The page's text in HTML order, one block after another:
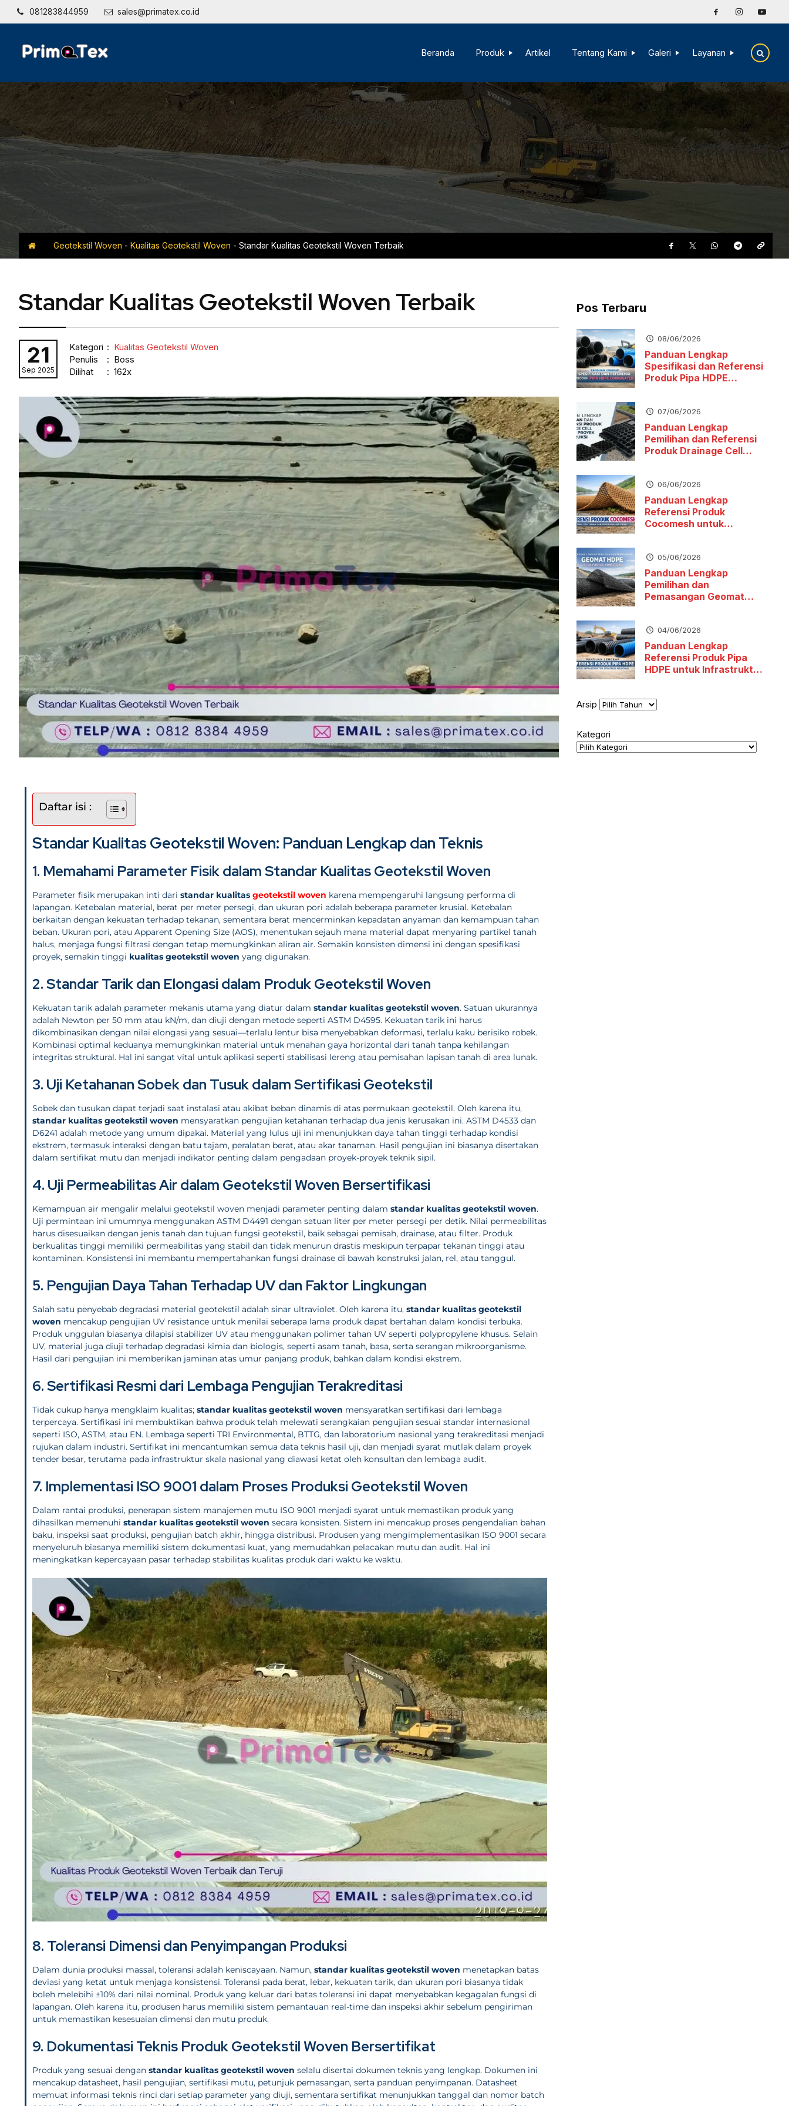
081283844959 sales@primatex.co.id
Beranda Produk Artikel Tentang Kami Galeri Layanan
Geotekstil Woven - Kualitas Geotekstil Woven - Standar Kualitas Geotekstil Woven Terbaik
Standar Kualitas Geotekstil Woven Terbaik
21
Sep 2025
Kategori : Kualitas Geotekstil Woven
Penulis
: Boss
Dilihat
: 162x
Daftar isi :
Standar Kualitas Geotekstil Woven: Panduan Lengkap dan Teknis
1. Memahami Parameter Fisik dalam Standar Kualitas Geotekstil Woven
Parameter fisik merupakan inti dari standar kualitas geotekstil woven karena mempengaruhi langsung performa di
lapangan. Ketebalan material, berat per meter persegi, dan ukuran pori adalah beberapa parameter krusial. Ketebalan
berkaitan dengan kekuatan terhadap tekanan, sementara berat mencerminkan kepadatan anyaman dan kemampuan tahan
beban. Ukuran pori, atau Apparent Opening Size (AOS), menentukan sejauh mana material dapat menyaring partikel tanah
halus, menjaga fungsi filtrasi dengan tetap memungkinkan aliran air. Semakin konsisten dimensi ini dengan spesifikasi
proyek, semakin tinggi kualitas geotekstil woven yang digunakan.
2. Standar Tarik dan Elongasi dalam Produk Geotekstil Woven
Kekuatan tarik adalah parameter mekanis utama yang diatur dalam standar kualitas geotekstil woven. Satuan ukurannya
adalah Newton per 50 mm atau kN/m, dan diuji dengan metode seperti ASTM D4595. Kekuatan tarik ini harus
dikombinasikan dengan nilai elongasi yang sesuai—terlalu lentur bisa menyebabkan deformasi, terlalu kaku berisiko robek.
Kombinasi optimal keduanya memungkinkan material untuk menahan gaya horizontal dari tanah tanpa kehilangan
integritas struktural. Hal ini sangat vital untuk aplikasi seperti stabilisasi lereng atau pemisahan lapisan tanah di area lunak.
3. Uji Ketahanan Sobek dan Tusuk dalam Sertifikasi Geotekstil
Sobek dan tusukan dapat terjadi saat instalasi atau akibat beban dinamis di atas permukaan geotekstil. Oleh karena itu,
standar kualitas geotekstil woven mensyaratkan pengujian ketahanan terhadap dua jenis kerusakan ini. ASTM D4533 dan
D6241 adalah metode yang umum dipakai. Material yang lulus uji ini menunjukkan daya tahan tinggi terhadap kondisi
ekstrem, termasuk interaksi dengan batu tajam, peralatan berat, atau akar tanaman. Hasil pengujian ini biasanya disertakan
dalam sertifikat mutu dan menjadi indikator penting dalam pengadaan proyek-proyek teknik sipil.
4. Uji Permeabilitas Air dalam Geotekstil Woven Bersertifikasi
Kemampuan air mengalir melalui geotekstil woven menjadi parameter penting dalam standar kualitas geotekstil woven.
Uji permintaan ini umumnya menggunakan ASTM D4491 dengan satuan liter per meter persegi per detik. Nilai permeabilitas
harus disesuaikan dengan jenis tanah dan tujuan fungsi geotekstil, baik sebagai pemisah, drainase, atau filter. Produk
berkualitas tinggi memiliki permeabilitas yang stabil dan tidak menurun drastis meskipun terpapar tekanan tinggi atau
kontaminan. Konsistensi ini membantu mempertahankan fungsi drainase di bawah konstruksi jalan, rel, atau tanggul.
5. Pengujian Daya Tahan Terhadap UV dan Faktor Lingkungan
Salah satu penyebab degradasi material geotekstil adalah sinar ultraviolet. Oleh karena itu, standar kualitas geotekstil
woven mencakup pengujian UV resistance untuk menilai seberapa lama produk dapat bertahan dalam kondisi terbuka.
Produk unggulan biasanya dilapisi stabilizer UV atau menggunakan polimer tahan UV seperti polypropylene khusus. Selain
UV, material juga diuji terhadap degradasi kimia dan biologis, seperti asam tanah, basa, serta serangan mikroorganisme.
Hasil dari pengujian ini memberikan jaminan atas umur panjang produk, bahkan dalam kondisi ekstrem.
6. Sertifikasi Resmi dari Lembaga Pengujian Terakreditasi
Tidak cukup hanya mengklaim kualitas; standar kualitas geotekstil woven mensyaratkan sertifikasi dari lembaga
terpercaya. Sertifikasi ini membuktikan bahwa produk telah melewati serangkaian pengujian sesuai standar internasional
seperti ISO, ASTM, atau EN. Lembaga seperti TRI Environmental, BTTG, dan laboratorium nasional yang terakreditasi menjadi
rujukan dalam industri. Sertifikat ini mencantumkan semua data teknis hasil uji, dan menjadi syarat mutlak dalam proyek
tender besar, terutama pada infrastruktur skala nasional yang diawasi ketat oleh konsultan dan lembaga audit.
7. Implementasi ISO 9001 dalam Proses Produksi Geotekstil Woven
Dalam rantai produksi, penerapan sistem manajemen mutu ISO 9001 menjadi syarat untuk memastikan produk yang
dihasilkan memenuhi standar kualitas geotekstil woven secara konsisten. Sistem ini mencakup proses pengendalian bahan
baku, inspeksi saat produksi, pengujian batch akhir, hingga distribusi. Produsen yang mengimplementasikan ISO 9001 secara
menyeluruh biasanya memiliki sistem dokumentasi kuat, yang memudahkan pelacakan mutu dan audit. Hal ini
meningkatkan kepercayaan pasar terhadap stabilitas kualitas produk dari waktu ke waktu.
8. Toleransi Dimensi dan Penyimpangan Produksi
Dalam dunia produksi massal, toleransi adalah keniscayaan. Namun, standar kualitas geotekstil woven menetapkan batas
deviasi yang ketat untuk menjaga konsistensi. Toleransi pada berat, lebar, kekuatan tarik, dan ukuran pori biasanya tidak
boleh melebihi ±10% dari nilai nominal. Produk yang keluar dari batas toleransi ini dapat menyebabkan kegagalan fungsi di
lapangan. Oleh karena itu, produsen harus memiliki sistem pemantauan real-time dan inspeksi akhir sebelum pengiriman
untuk memastikan kesesuaian dimensi dan mutu produk.
9. Dokumentasi Teknis Produk Geotekstil Woven Bersertifikat
Produk yang sesuai dengan standar kualitas geotekstil woven selalu disertai dokumen teknis yang lengkap. Dokumen ini
mencakup datasheet, hasil pengujian, sertifikasi mutu, petunjuk pemasangan, serta panduan penyimpanan. Datasheet
memuat informasi teknis rinci dari setiap parameter yang diuji, sementara sertifikat menunjukkan tanggal dan nomor batch
Pos Terbaru
08/06/2026
Panduan Lengkap
Spesifikasi dan Referensi
Produk Pipa HDPE
07/06/2026
Panduan Lengkap
Pemilihan dan Referensi
Produk Drainage Cell
06/06/2026
Panduan Lengkap
Referensi Produk
Cocomesh untuk
05/06/2026
Panduan Lengkap
Pemilihan dan
Pemasangan Geomat
04/06/2026
Panduan Lengkap
Referensi Produk Pipa
HDPE untuk Infrastruktur
Arsip
Kategori